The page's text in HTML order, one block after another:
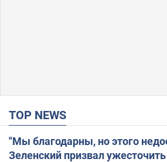
TOP NEWS
"Мы благодарны, но этого
Зеленский призвал